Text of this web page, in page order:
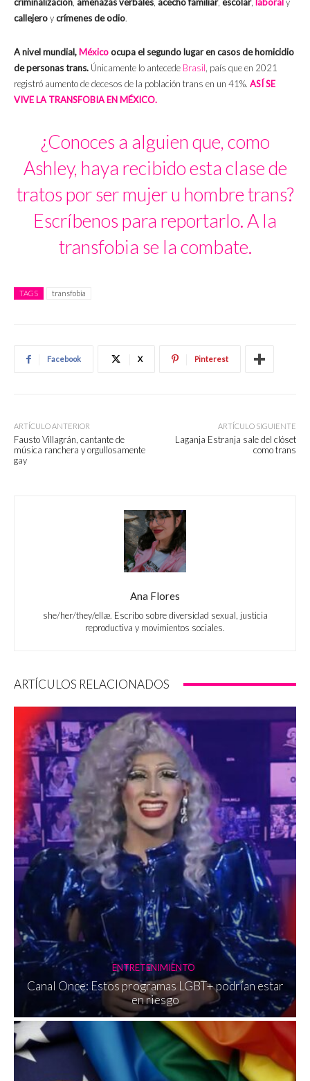
callejeroycrímenes de odio.
A nivel mundial, Méxicoocupa el segundo lugar en casos de homicidio
de personas trans. Únicamente lo antecede Brasil , país que en 2021
registró aumento de decesos de la población trans en un 41%. ASÍ SE
VIVE LA TRANSFOBIA EN MÉXICO.
¿Conoces a alguien que, como
Ashley, haya recibido esta clase de
tratos por ser mujer u hombre trans?
Escríbenos para reportarlo. A la
transfobia se la combate.
TAGS transfobia
Facebook X Pinterest
ARTÍCULO ANTERIOR
Fausto Villagrán, cantante de
música ranchera y orgullosamente
gay
ARTÍCULO SIGUIENTE
Laganja Estranja sale del clóset
como trans
Ana Flores
she/her/they/ellæ. Escribo sobre diversidad sexual, justicia
reproductiva y movimientos sociales.
ARTÍCULOS RELACIONADOS
ENTRETENIMIENTO
Canal Once: Estos programas LGBT+ podrían estar
en riesgo